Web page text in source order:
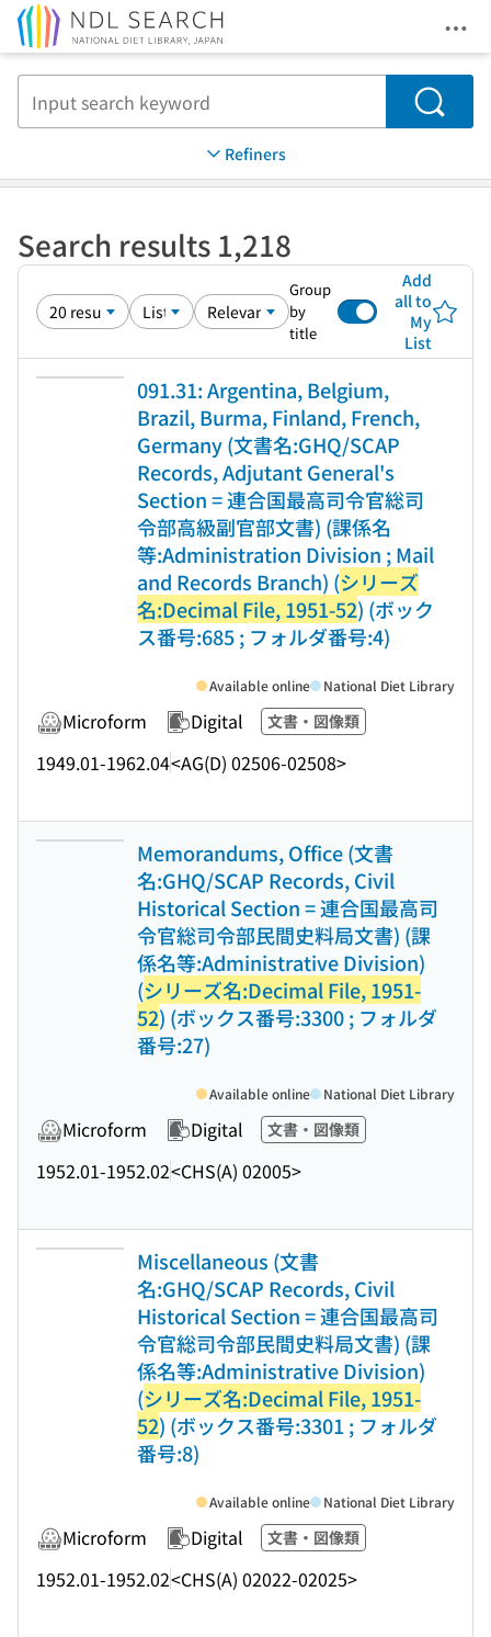
Search
Refiners
Search results 1,218
Group
by
title
Add
all to
My
List
091.31: Argentina, Belgium,
Brazil, Burma, Finland, French,
Germany (文書名:GHQ/SCAP
Records, Adjutant General's
Section = 連合国最高司令官総司
令部高級副官部文書) (課係名
等:Administration Division ; Mail
and Records Branch) (シリーズ
名:Decimal File, 1951-52) (ボック
ス番号:685 ; フォルダ番号:4)
Microform Digital 文書・図像類
1949.01-1962.04<AG(D) 02506-02508>
Available online National Diet Library
Memorandums, Office (文書
名:GHQ/SCAP Records, Civil
Historical Section = 連合国最高司
令官総司令部民間史料局文書) (課
係名等:Administrative Division)
(シリーズ名:Decimal File, 1951-
52) (ボックス番号:3300 ; フォルダ
番号:27)
Microform Digital 文書・図像類
1952.01-1952.02<CHS(A) 02005>
Available online National Diet Library
Miscellaneous (文書
名:GHQ/SCAP Records, Civil
Historical Section = 連合国最高司
令官総司令部民間史料局文書) (課
係名等:Administrative Division)
(シリーズ名:Decimal File, 1951-
52) (ボックス番号:3301 ; フォルダ
番号:8)
Microform Digital 文書・図像類
1952.01-1952.02<CHS(A) 02022-02025>
Available online National Diet Library